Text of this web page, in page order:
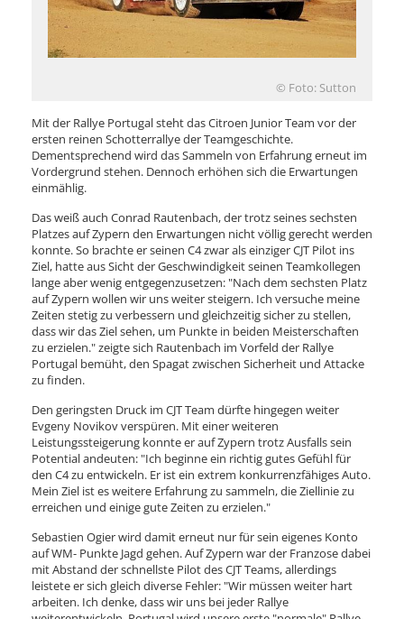
© Foto: Sutton
Mit der Rallye Portugal steht das Citroen Junior Team vor der
ersten reinen Schotterrallye der Teamgeschichte.
Dementsprechend wird das Sammeln von Erfahrung erneut im
Vordergrund stehen. Dennoch erhöhen sich die Erwartungen
einmählig.
Das weiß auch Conrad Rautenbach, der trotz seines sechsten
Platzes auf Zypern den Erwartungen nicht völlig gerecht werden
konnte. So brachte er seinen C4 zwar als einziger CJT Pilot ins
Ziel, hatte aus Sicht der Geschwindigkeit seinen Teamkollegen
lange aber wenig entgegenzusetzen: "Nach dem sechsten Platz
auf Zypern wollen wir uns weiter steigern. Ich versuche meine
Zeiten stetig zu verbessern und gleichzeitig sicher zu stellen,
dass wir das Ziel sehen, um Punkte in beiden Meisterschaften
zu erzielen." zeigte sich Rautenbach im Vorfeld der Rallye
Portugal bemüht, den Spagat zwischen Sicherheit und Attacke
zu finden.
Den geringsten Druck im CJT Team dürfte hingegen weiter
Evgeny Novikov verspüren. Mit einer weiteren
Leistungssteigerung konnte er auf Zypern trotz Ausfalls sein
Potential andeuten: "Ich beginne ein richtig gutes Gefühl für
den C4 zu entwickeln. Er ist ein extrem konkurrenzfähiges Auto.
Mein Ziel ist es weitere Erfahrung zu sammeln, die Ziellinie zu
erreichen und einige gute Zeiten zu erzielen."
Sebastien Ogier wird damit erneut nur für sein eigenes Konto
auf WM- Punkte Jagd gehen. Auf Zypern war der Franzose dabei
mit Abstand der schnellste Pilot des CJT Teams, allerdings
leistete er sich gleich diverse Fehler: "Wir müssen weiter hart
arbeiten. Ich denke, dass wir uns bei jeder Rallye